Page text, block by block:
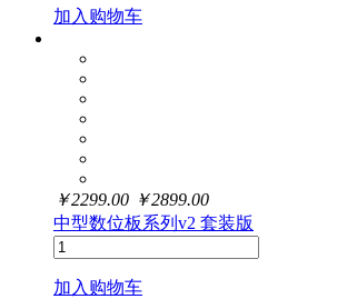
加入购物车
￥2299.00 ￥2899.00
中型数位板系列v2 套装版
加入购物车